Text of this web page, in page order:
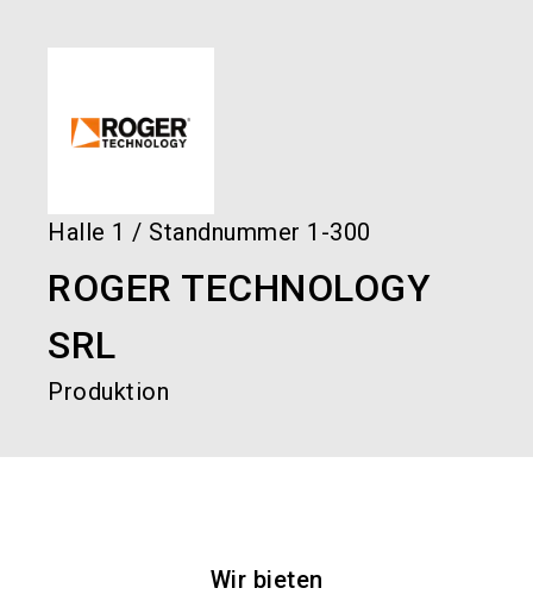
Halle 1 / Standnummer 1-300
ROGER TECHNOLOGY
SRL
Produktion
Wir bieten